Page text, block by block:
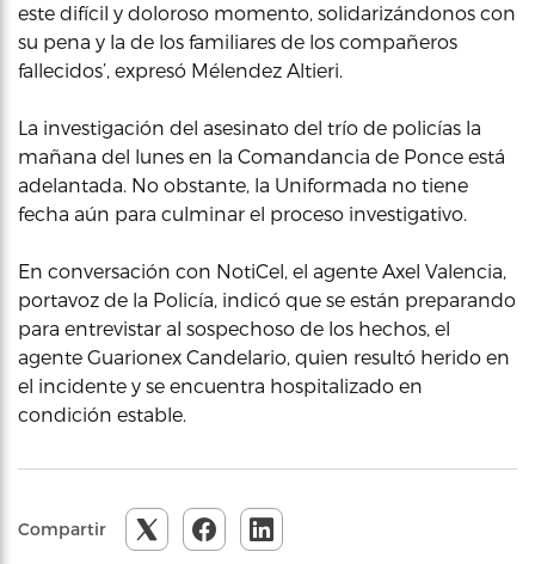
este difícil y doloroso momento, solidarizándonos con
su pena y la de los familiares de los compañeros
fallecidos’, expresó Mélendez Altieri.
La investigación del asesinato del trío de policías la
mañana del lunes en la Comandancia de Ponce está
adelantada. No obstante, la Uniformada no tiene
fecha aún para culminar el proceso investigativo.
En conversación con NotiCel, el agente Axel Valencia,
portavoz de la Policía, indicó que se están preparando
para entrevistar al sospechoso de los hechos, el
agente Guarionex Candelario, quien resultó herido en
el incidente y se encuentra hospitalizado en
condición estable.
Compartir